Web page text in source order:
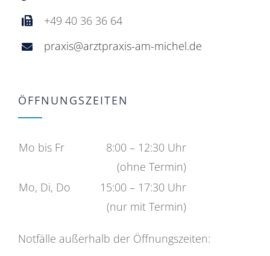
+49 40 36 36 64
praxis@arztpraxis-am-michel.de
ÖFFNUNGSZEITEN
Mo bis Fr
8:00 – 12:30 Uhr
(ohne Termin)
Mo, Di, Do
15:00 – 17:30 Uhr
(nur mit Termin)
Notfälle außerhalb der Öffnungszeiten: